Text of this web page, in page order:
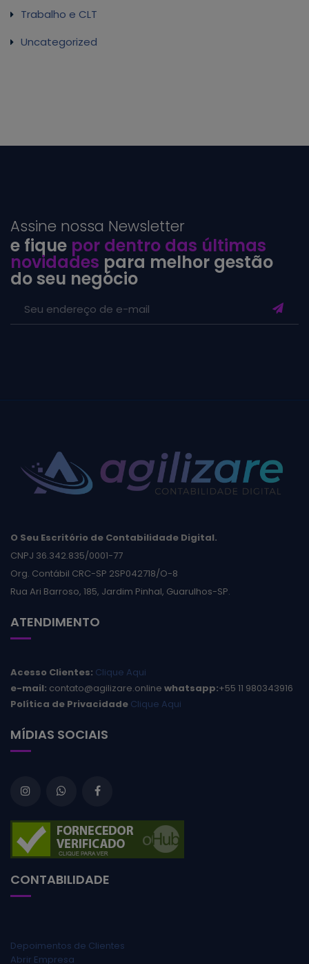
Trabalho e CLT
Uncategorized
Assine nossa Newsletter
e fique por dentro das últimas
novidades para melhor gestão
do seu negócio
O Seu Escritório de Contabilidade Digital.
CNPJ 36.342.835/0001-77
Org. Contábil CRC-SP 2SP042718/O-8
Rua Ari Barroso, 185, Jardim Pinhal, Guarulhos-SP.
ATENDIMENTO
Acesso Clientes: Clique Aqui
e-mail: contato@agilizare.online whatsapp:+55 11 980343916
Política de Privacidade Clique Aqui
MÍDIAS SOCIAIS
CONTABILIDADE
Depoimentos de Clientes
Abrir Empresa